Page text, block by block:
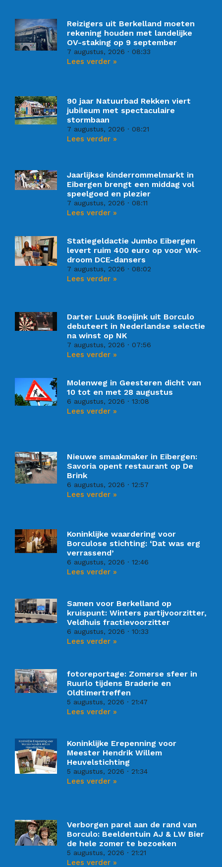
Reizigers uit Berkelland moeten
rekening houden met landelijke
OV-staking op 9 september
7 augustus, 2026 08:33
Lees verder »
90 jaar Natuurbad Rekken viert
jubileum met spectaculaire
stormbaan
7 augustus, 2026 08:21
Lees verder »
Jaarlijkse kinderrommelmarkt in
Eibergen brengt een middag vol
speelgoed en plezier
7 augustus, 2026 08:11
Lees verder »
Statiegeldactie Jumbo Eibergen
levert ruim 400 euro op voor WK-
droom DCE-dansers
7 augustus, 2026 08:02
Lees verder »
Darter Luuk Boeijink uit Borculo
debuteert in Nederlandse selectie
na winst op NK
7 augustus, 2026 07:56
Lees verder »
Molenweg in Geesteren dicht van
10 tot en met 28 augustus
6 augustus, 2026 13:08
Lees verder »
Nieuwe smaakmaker in Eibergen:
Savoria opent restaurant op De
Brink
6 augustus, 2026 12:57
Lees verder »
Koninklijke waardering voor
Borculose stichting: ‘Dat was erg
verrassend’
6 augustus, 2026 12:46
Lees verder »
Samen voor Berkelland op
kruispunt: Winters partijvoorzitter,
Veldhuis fractievoorzitter
6 augustus, 2026 10:33
Lees verder »
fotoreportage: Zomerse sfeer in
Ruurlo tijdens Braderie en
Oldtimertreffen
5 augustus, 2026 21:47
Lees verder »
Koninklijke Erepenning voor
Meester Hendrik Willem
Heuvelstichting
5 augustus, 2026 21:34
Lees verder »
Verborgen parel aan de rand van
Borculo: Beeldentuin AJ & LW Bier
de hele zomer te bezoeken
5 augustus, 2026 21:21
Lees verder »